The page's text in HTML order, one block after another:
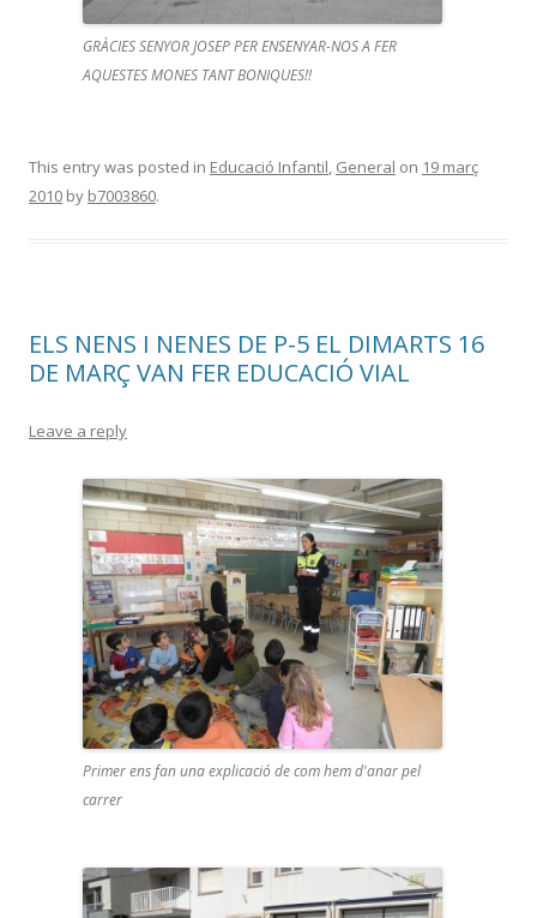
GRÀCIES SENYOR JOSEP PER ENSENYAR-NOS A FER
AQUESTES MONES TANT BONIQUES!!
This entry was posted in Educació Infantil General on 19 març
2010 by b7003860.
ELS NENS I NENES DE P-5 EL DIMARTS 16
DE MARÇ VAN FER EDUCACIÓ VIAL
Leave a reply
Primer ens fan una explicació de com hem d'anar pel
carrer